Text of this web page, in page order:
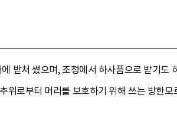
받쳐 썼으며, 조정에서 하사품으로 받기도
위로부터 머리를 보호하기 위해 쓰는 방한모